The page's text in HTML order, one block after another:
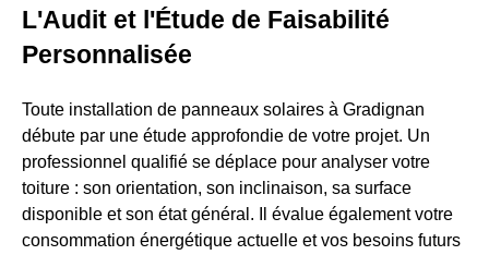
L'Audit et l'Étude de Faisabilité
Personnalisée
Toute installation de panneaux solaires à Gradignan
débute par une étude approfondie de votre projet. Un
professionnel qualifié se déplace pour analyser votre
toiture : son orientation, son inclinaison, sa surface
disponible et son état général. Il évalue également votre
consommation énergétique actuelle et vos besoins futurs